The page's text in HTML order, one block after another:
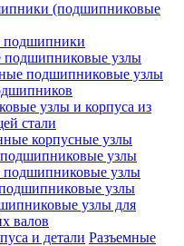
(подшипниковые
подшипники
подшипниковые узлы
подшипниковые узлы
узлы и корпуса из
стали
корпусные узлы
узлы
подшипниковые узлы
узлы
узлы для
валов
Разъемные